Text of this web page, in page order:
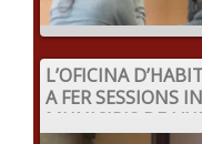
L’OFICINA
A FER SESSIONS
MUNICIPIS DE